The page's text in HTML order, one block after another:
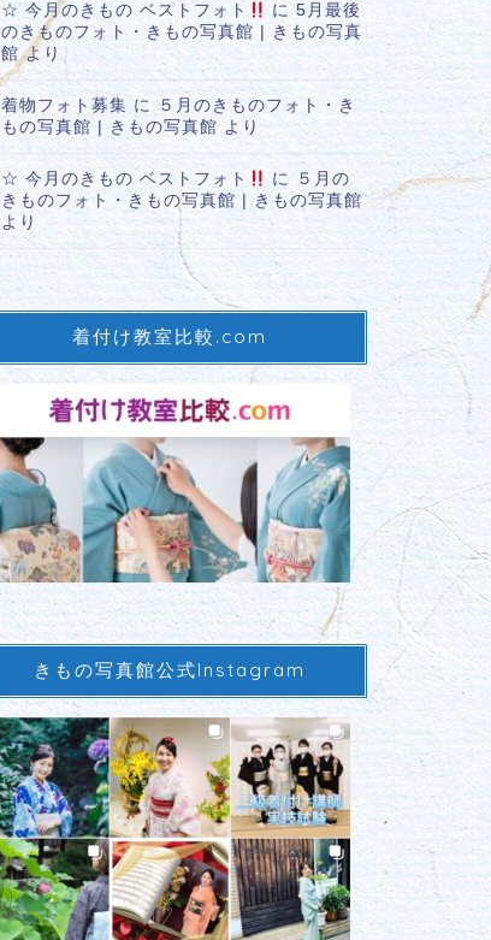
☆ 今月のきもの ベストフォト に5月最後
のきものフォト・きもの写真館 | きもの写真
館より
着物フォト募集 に５月のきものフォト・き
もの写真館 | きもの写真館 より
☆ 今月のきもの ベストフォト に
５月の
きものフォト・きもの写真館 | きもの写真館
より
着付け教室比較.com
きもの写真館公式Instagram